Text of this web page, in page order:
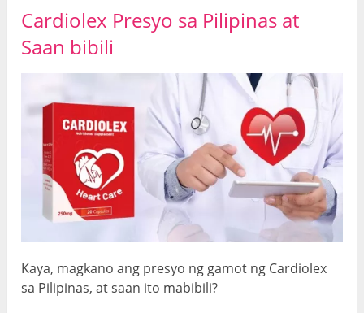
Cardiolex Presyo sa Pilipinas at
Saan bibili
Kaya, magkano ang presyo ng gamot ng Cardiolex
sa Pilipinas, at saan ito mabibili?